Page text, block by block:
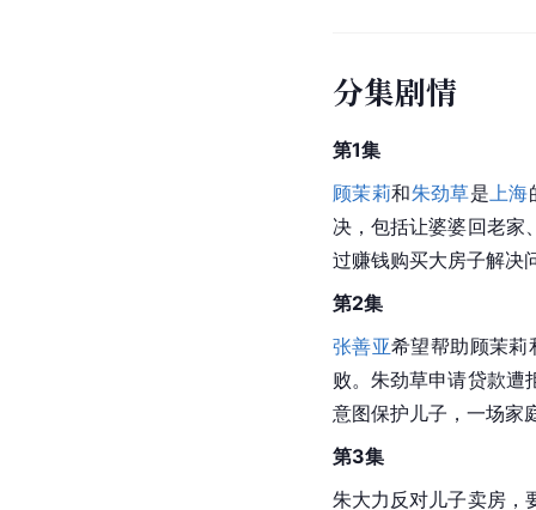
2024年3月14日，《
荣誉奖项
2025电视剧品质盛典
2025-03-19 ／小日子
分集剧情